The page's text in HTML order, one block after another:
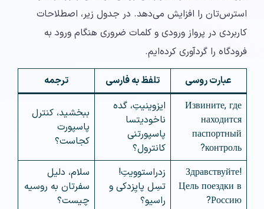
استرس‌تان را افزایش می‌دهد. در جدول زیر، اصطلاحات
کاربردی در پرواز ورودی و کلمات ضروری هنگام ورود به
فرودگاه را گردآوری کرده‌ایم.
عبارت روسی تلفظ به فارسی
ترجمه
Извините, где
находится
паспортный
контроль?
ایزوینیتِ، گده
ناخودیتسا
پاسپورتنی
کانترول؟
ببخشید، کنترل
پاسپورت
کجاست؟
Здравствуйте!
Цель поездки в
Россию?
زدراستوویتِ!
تسِل پایِزدکی و
راسیو؟
سلام، دلیل
سفرتان به روسیه
چیست؟